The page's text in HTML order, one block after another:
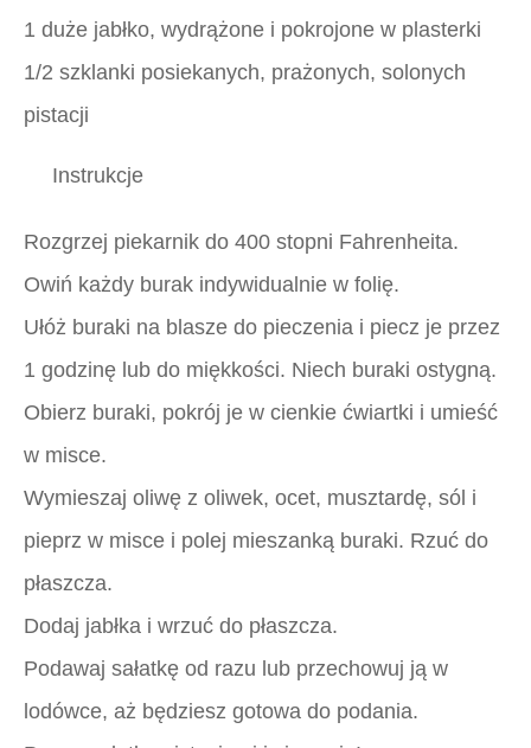
1 duże jabłko, wydrążone i pokrojone w plasterki
1/2 szklanki posiekanych, prażonych, solonych
pistacji
Instrukcje
Rozgrzej piekarnik do 400 stopni Fahrenheita.
Owiń każdy burak indywidualnie w folię.
Ułóż buraki na blasze do pieczenia i piecz je przez
1 godzinę lub do miękkości. Niech buraki ostygną.
Obierz buraki, pokrój je w cienkie ćwiartki i umieść
w misce.
Wymieszaj oliwę z oliwek, ocet, musztardę, sól i
pieprz w misce i polej mieszanką buraki. Rzuć do
płaszcza.
Dodaj jabłka i wrzuć do płaszcza.
Podawaj sałatkę od razu lub przechowuj ją w
lodówce, aż będziesz gotowa do podania.